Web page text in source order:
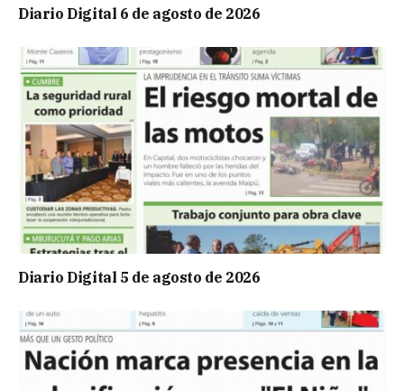
Diario Digital 6 de agosto de 2026
Diario Digital 5 de agosto de 2026